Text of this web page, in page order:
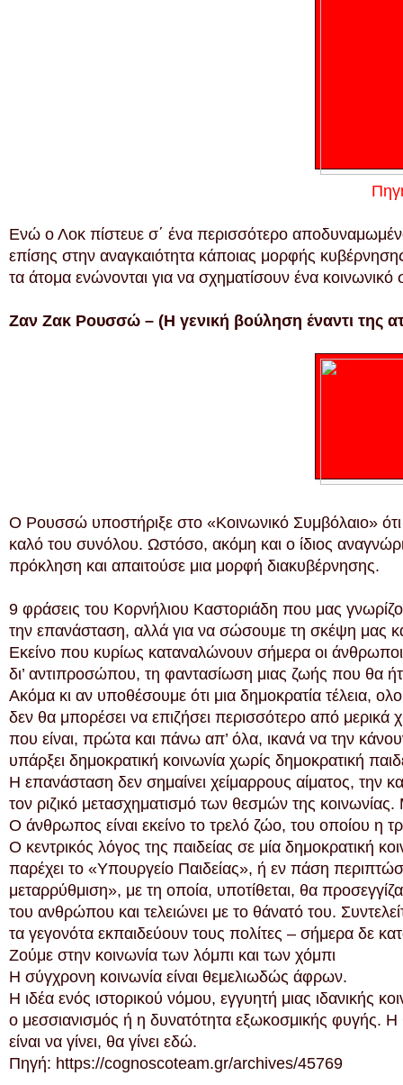
Ενώ ο Λοκ πίστευε σ΄ ένα περισσότερο
επίσης στην αναγκαιότητα κάποιας μορφής
τα άτομα ενώνονται για να σχηματίσουν ένα κοινωνικό
Ζαν Ζακ Ρουσσώ – (Η γενική βούληση έναντι της
Ο Ρουσσώ υποστήριξε στο «Κοινωνικό Συμβόλαιο»
καλό του συνόλου. Ωστόσο, ακόμη και ο ίδιος
πρόκληση και απαιτούσε μια μορφή διακυβέρνησης.
9 φράσεις του Κορνήλιου Καστοριάδη που μας
την επανάσταση, αλλά για να σώσουμε τη σκέψη μας
Εκείνο που κυρίως καταναλώνουν σήμερα οι
δι’ αντιπροσώπου, τη φαντασίωση μιας ζωής που θα
Ακόμα κι αν υποθέσουμε ότι μια δημοκρατία τέλεια,
δεν θα μπορέσει να επιζήσει περισσότερο από μερικά
που είναι, πρώτα και πάνω απ’ όλα, ικανά να την
υπάρξει δημοκρατική κοινωνία χωρίς δημοκρατική
Η επανάσταση δεν σημαίνει χείμαρρους αίματος, την
τον ριζικό μετασχηματισμό των θεσμών της
Ο άνθρωπος είναι εκείνο το τρελό ζώο, του οποίου η
Ο κεντρικός λόγος της παιδείας σε μία δημοκρατική
παρέχει το «Υπουργείο Παιδείας», ή εν πάση
μεταρρύθμιση», με τη οποία, υποτίθεται, θα
του ανθρώπου και τελειώνει με το θάνατό του.
τα γεγονότα εκπαιδεύουν τους πολίτες – σήμερα δε
Ζούμε στην κοινωνία των λόμπι και των χόμπι
Η σύγχρονη κοινωνία είναι θεμελιωδώς άφρων.
Η ιδέα ενός ιστορικού νόμου, εγγυητή μιας ιδανικής
ο μεσσιανισμός ή η δυνατότητα εξωκοσμικής φυγής.
είναι να γίνει, θα γίνει εδώ.
Πηγή: https://cognoscoteam.gr/archives/45769